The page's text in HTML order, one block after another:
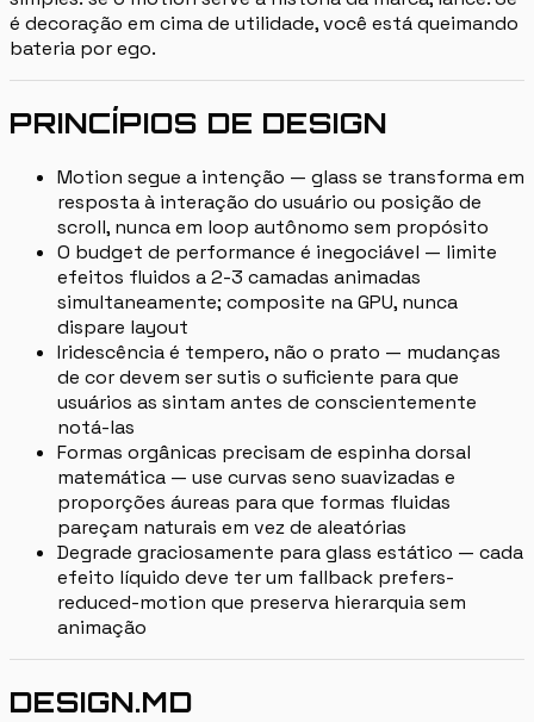
é decoração em cima de utilidade, você está queimando
bateria por ego.
PRINCÍPIOS DE DESIGN
Motion segue a intenção — glass se transforma em
resposta à interação do usuário ou posição de
scroll, nunca em loop autônomo sem propósito
O budget de performance é inegociável — limite
efeitos fluidos a 2-3 camadas animadas
simultaneamente; composite na GPU, nunca
dispare layout
Iridescência é tempero, não o prato — mudanças
de cor devem ser sutis o suficiente para que
usuários as sintam antes de conscientemente
notá-las
Formas orgânicas precisam de espinha dorsal
matemática — use curvas seno suavizadas e
proporções áureas para que formas fluidas
pareçam naturais em vez de aleatórias
Degrade graciosamente para glass estático — cada
efeito líquido deve ter um fallback prefers-
reduced-motion que preserva hierarquia sem
animação
DESIGN.MD